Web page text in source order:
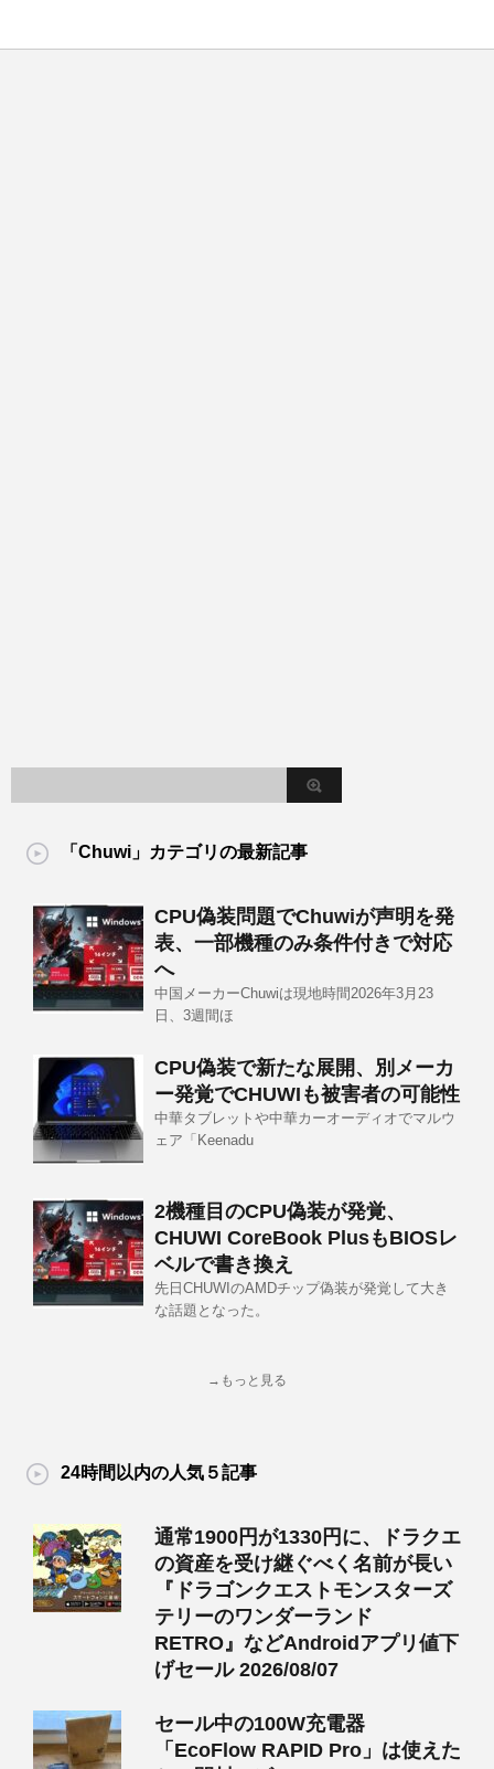
「Chuwi」カテゴリの最新記事
CPU偽装問題でChuwiが声明を発
表、一部機種のみ条件付きで対応
へ
中国メーカーChuwiは現地時間2026年3月23
日、3週間ほ
CPU偽装で新たな展開、別メーカ
ー発覚でCHUWIも被害者の可能性
中華タブレットや中華カーオーディオでマルウ
ェア「Keenadu
2機種目のCPU偽装が発覚、
CHUWI CoreBook PlusもBIOSレ
ベルで書き換え
先日CHUWIのAMDチップ偽装が発覚して大き
な話題となった。
→もっと見る
24時間以内の人気５記事
通常1900円が1330円に、ドラクエ
の資産を受け継ぐべく名前が長い
『ドラゴンクエストモンスターズ
テリーのワンダーランド
RETRO』などAndroidアプリ値下
げセール 2026/08/07
セール中の100W充電器
「EcoFlow RAPID Pro」は使えた